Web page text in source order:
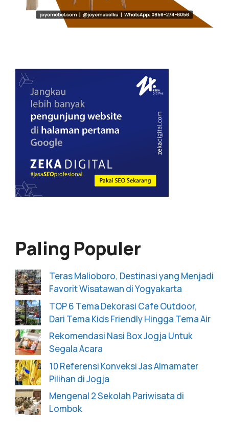
Paling Populer
Teras Malioboro, Destinasi yang Menjadi
Favorit Wisatawan di Yogyakarta
TOP 6 Tema Dekorasi Cafe Outdoor,
Dari Tema Kids Friendly Hingga Tema Air
Rekomendasi Nasi Box Jogja Untuk
Segala Acara
10 Referensi Konveksi Jas Almamater
Pilihan di Jogja
Mengenal 2 Sekolah Pariwisata di
Lombok